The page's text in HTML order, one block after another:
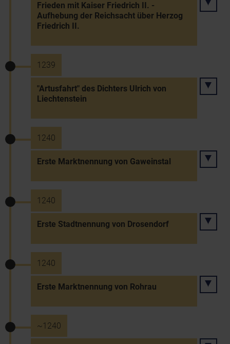
Frieden mit Kaiser Friedrich II. -
Aufhebung der Reichsacht über Herzog
Friedrich II.
1239
"Artusfahrt" des Dichters Ulrich von
Liechtenstein
1240
Erste Marktnennung von Gaweinstal
1240
Erste Stadtnennung von Drosendorf
1240
Erste Marktnennung von Rohrau
~1240